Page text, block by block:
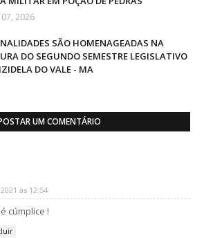
2026
SÃO HOMENAGEADAS NA
DO SEGUNDO SEMESTRE LEGISLATIVO
DO VALE - MA
UM COMENTÁRIO
às 12:54
cúmplice !